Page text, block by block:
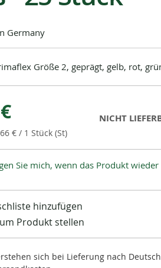
Germany
Größe 2, geprägt, gelb, rot,
€ / 1 Stück (St)
NICHT
Sie mich, wenn das Produkt
hinzufügen
Produkt stellen
sich bei Lieferung nach